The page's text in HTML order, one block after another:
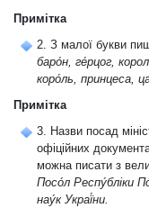
Примітка
2. З малої букви
баро́н, ге́рцог,
коро́ль, принцеса,
Примітка
3. Назви посад
офіційних
можна писати з
Посо́л Респу́бліки
нау́к Украї́ни.